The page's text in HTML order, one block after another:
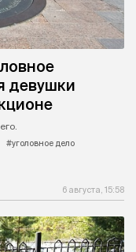
девушки
#уголовное дело
6 августа, 15:58